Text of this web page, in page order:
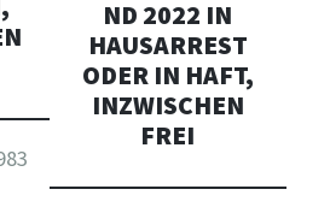
ND 2022 IN
HAUSARREST
ODER IN HAFT,
INZWISCHEN
FREI